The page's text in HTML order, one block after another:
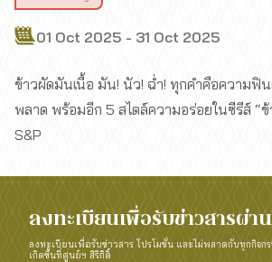
01 Oct 2025 - 31 Oct 2025
ข้าวผัดมันเนื้อ มัน! นัว! ฉ่ำ! ทุกคำคือความฟิ
พลาด พร้อมอีก 5 สไตล์ความอร่อยในซีรีส์ “
S&P
ลงทะเบียนเพื่อรับข่าวสารผ่า
ลงทะเบียนเพื่อรับข่าวสาร โปรโมชั่น และไม่พลาดกับทุกกิจก
เกิดขึ้นที่ศูนย์ฯ สิริกิติ์